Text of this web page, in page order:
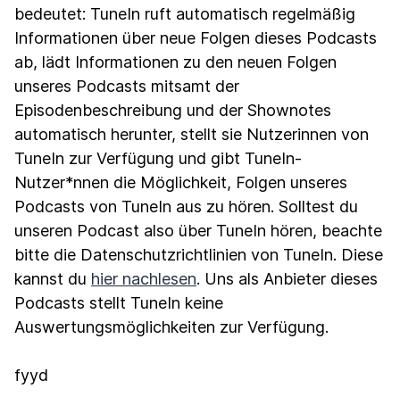
bedeutet: TuneIn ruft automatisch regelmäßig
Informationen über neue Folgen dieses Podcasts
ab, lädt Informationen zu den neuen Folgen
unseres Podcasts mitsamt der
Episodenbeschreibung und der Shownotes
automatisch herunter, stellt sie Nutzerinnen von
TuneIn zur Verfügung und gibt TuneIn-
Nutzer*nnen die Möglichkeit, Folgen unseres
Podcasts von TuneIn aus zu hören. Solltest du
unseren Podcast also über TuneIn hören, beachte
bitte die Datenschutzrichtlinien von TuneIn. Diese
kannst du hier nachlesen. Uns als Anbieter dieses
Podcasts stellt TuneIn keine
Auswertungsmöglichkeiten zur Verfügung.
fyyd